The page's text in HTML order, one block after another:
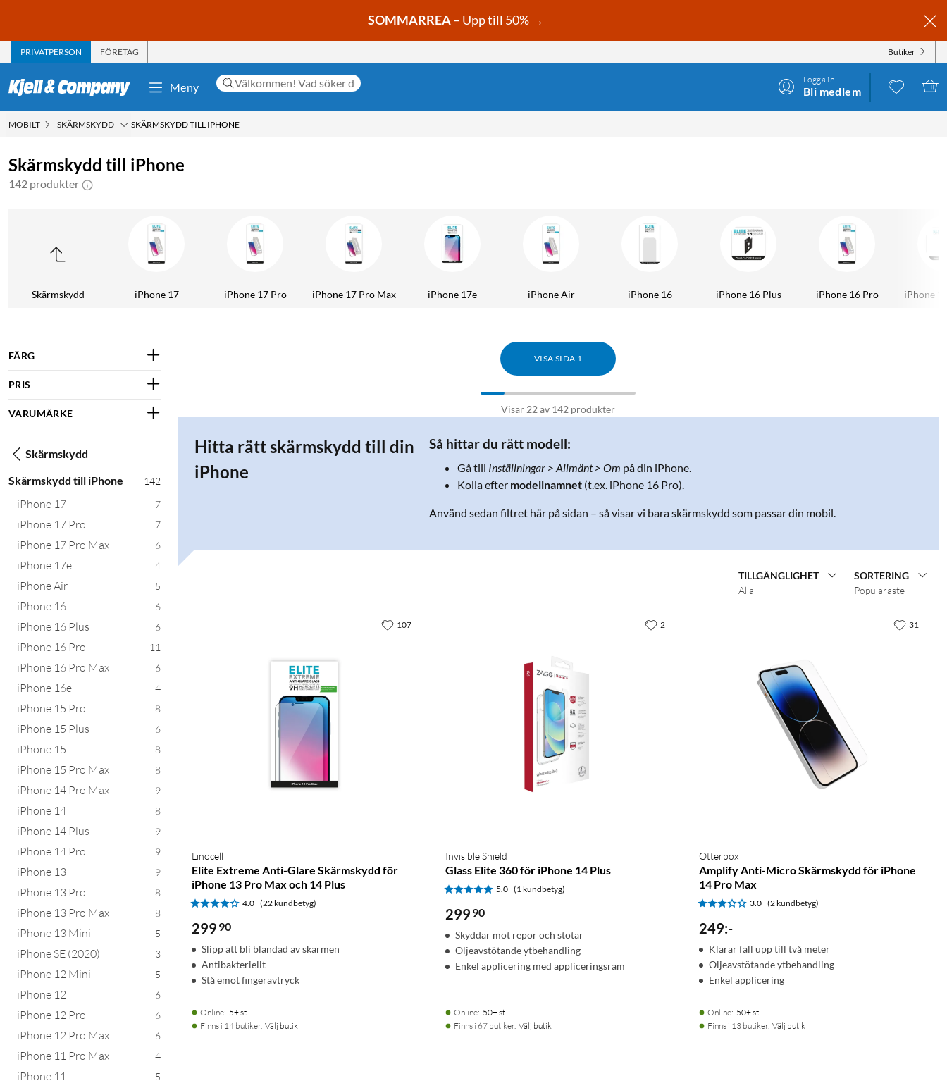
SOMMARREA– Upp till 50% →
PRIVATPERSON FÖRETAG Butiker
Meny
Logga in
Bli medlem
MOBILT SKÄRMSKYDD SKÄRMSKYDD TILL IPHONE
Skärmskydd till iPhone
142 produkter
Skärmskydd iPhone 17 iPhone 17 Pro iPhone 17 Pro Max iPhone 17e iPhone Air iPhone 16 iPhone 16 Plus iPhone 16 Pro iPhone
FÄRG
PRIS
VARUMÄRKE
Skärmskydd
Skärmskydd till iPhone
142
iPhone 17 7
iPhone 17 Pro 7
iPhone 17 Pro Max 6
iPhone 17e 4
iPhone Air 5
iPhone 16 6
iPhone 16 Plus 6
iPhone 16 Pro 11
iPhone 16 Pro Max 6
iPhone 16e 4
iPhone 15 Pro 8
iPhone 15 Plus 6
iPhone 15 8
iPhone 15 Pro Max 8
iPhone 14 Pro Max 9
iPhone 14 8
iPhone 14 Plus 9
iPhone 14 Pro 9
iPhone 13 9
iPhone 13 Pro 8
iPhone 13 Pro Max 8
iPhone 13 Mini 5
iPhone SE (2020) 3
iPhone 12 Mini 5
iPhone 12 6
iPhone 12 Pro 6
iPhone 12 Pro Max 6
iPhone 11 Pro Max 4
iPhone 11 5
Hitta rätt skärmskydd till din
iPhone
Så hittar du rätt modell:
Gå till Inställningar > Allmänt > Om på din iPhone.
Kolla efter modellnamnet (t.ex. iPhone 16 Pro).
Använd sedan filtret här på sidan – så visar vi bara skärmskydd som passar din mobil.
TILLGÄNGLIGHET
Alla
SORTERING
Populäraste
VISA SIDA 1
Visar 22 av 142 produkter
Linocell
Elite Extreme Anti-Glare Skärmskydd för
iPhone 13 Pro Max och 14 Plus
4.0 (22 kundbetyg)
299 90
Slipp att bli bländad av skärmen
Antibakteriellt
Stå emot fingeravtryck
Online: 5+ st
Finns i 14 butiker. Välj butik
107
Invisible Shield
Glass Elite 360 för iPhone 14 Plus
5.0 (1 kundbetyg)
299 90
Skyddar mot repor och stötar
Oljeavstötande ytbehandling
Enkel applicering med appliceringsram
Online: 50+ st
Finns i 67 butiker. Välj butik
2
Otterbox
Amplify Anti-Micro Skärmskydd för iPhone
14 Pro Max
3.0 (2 kundbetyg)
249:-
Klarar fall upp till två meter
Oljeavstötande ytbehandling
Enkel applicering
Online: 50+ st
Finns i 13 butiker. Välj butik
31